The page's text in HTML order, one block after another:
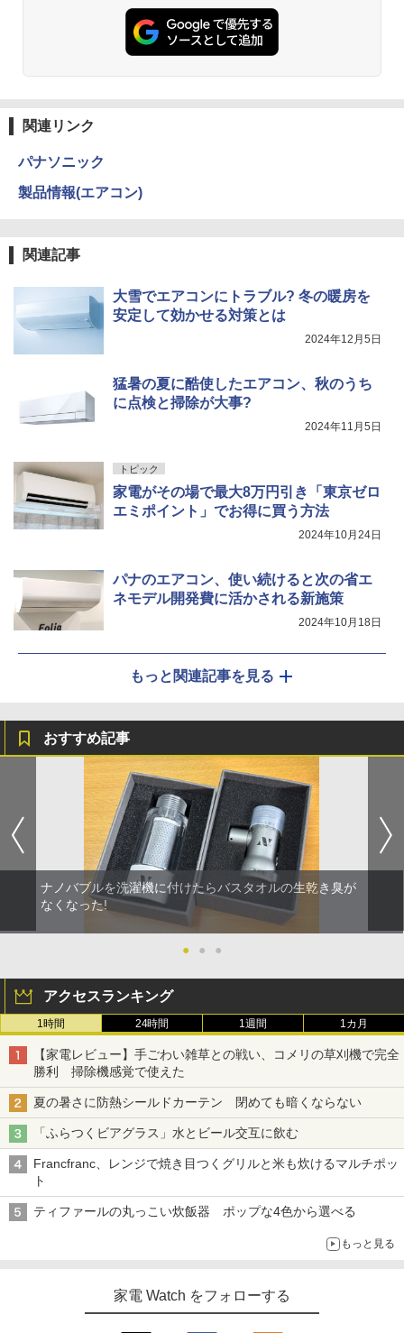
関連リンク
パナソニック
製品情報(エアコン)
関連記事
大雪でエアコンにトラブル? 冬の暖房を
安定して効かせる対策とは
2024年12月5日
猛暑の夏に酷使したエアコン、秋のうち
に点検と掃除が大事?
2024年11月5日
トピック
家電がその場で最大8万円引き「東京ゼロ
エミポイント」でお得に買う方法
2024年10月24日
パナのエアコン、使い続けると次の省エ
ネモデル開発費に活かされる新施策
2024年10月18日
もっと関連記事を見る
おすすめ記事
ナノバブルを洗濯機に付けたらバスタオルの生乾き臭が
なくなった!
● ● ●
アクセスランキング
1時間 24時間 1週間 1カ月
【家電レビュー】手ごわい雑草との戦い、コメリの草刈機で完全
勝利 掃除機感覚で使えた
夏の暑さに防熱シールドカーテン 閉めても暗くならない
「ふらつくビアグラス」水とビール交互に飲む
Francfranc、レンジで焼き目つくグリルと米も炊けるマルチポッ
ト
ティファールの丸っこい炊飯器 ポップな4色から選べる
もっと見る
家電 Watch をフォローする